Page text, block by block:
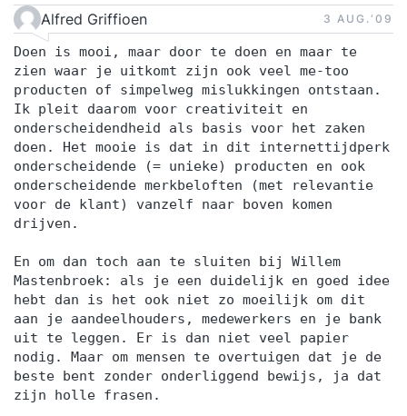
Alfred Griffioen 3 AUG.‘09
Doen is mooi, maar door te doen en maar te
zien waar je uitkomt zijn ook veel me-too
producten of simpelweg mislukkingen ontstaan.
Ik pleit daarom voor creativiteit en
onderscheidendheid als basis voor het zaken
doen. Het mooie is dat in dit internettijdperk
onderscheidende (= unieke) producten en ook
onderscheidende merkbeloften (met relevantie
voor de klant) vanzelf naar boven komen
drijven.
En om dan toch aan te sluiten bij Willem
Mastenbroek: als je een duidelijk en goed idee
hebt dan is het ook niet zo moeilijk om dit
aan je aandeelhouders, medewerkers en je bank
uit te leggen. Er is dan niet veel papier
nodig. Maar om mensen te overtuigen dat je de
beste bent zonder onderliggend bewijs, ja dat
zijn holle frasen.